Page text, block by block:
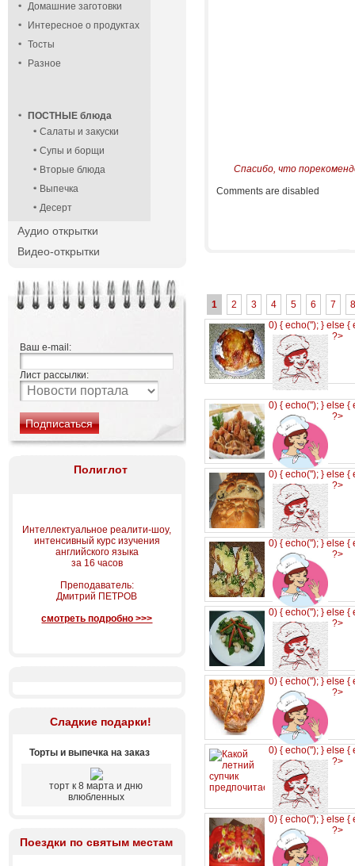
Домашние заготовки
Интересное о продуктах
Тосты
Разное
ПОСТНЫЕ блюда
Салаты и закуски
Супы и борщи
Вторые блюда
Выпечка
Десерт
Аудио открытки
Видео-открытки
Ваш e-mail:
Лист рассылки:
Полиглот
Интеллектуальное реалити-шоу,
интенсивный курс изучения
английского языка
за 16 часов
Преподаватель:
Дмитрий ПЕТРОВ
смотреть подробно >>>
Сладкие подарки!
Торты и выпечка на заказ
торт к 8 марта и дню
влюбленных
Поездки по святым местам
Спасибо, что
Comments are disabled
1 2 3 4 5 6 7
8
0) { echo(''); } else {
?>
0) { echo(''); } else {
?>
0) { echo(''); } else {
?>
0) { echo(''); } else {
?>
0) { echo(''); } else {
?>
0) { echo(''); } else {
?>
0) { echo(''); } else {
?>
0) { echo(''); } else {
?>